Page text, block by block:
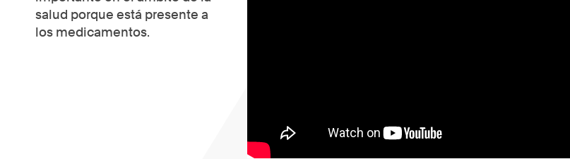
salud porque está presente a
los medicamentos.